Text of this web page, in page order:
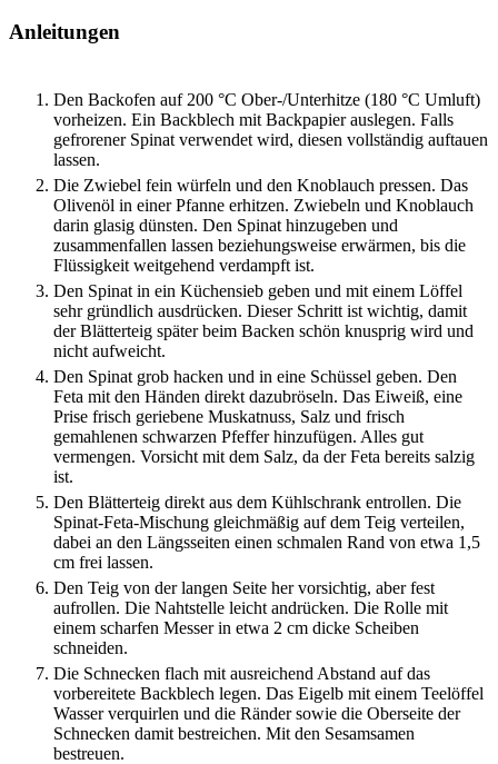
Anleitungen
Den Backofen auf 200 °C Ober-/Unterhitze (180 °C Umluft)
vorheizen. Ein Backblech mit Backpapier auslegen. Falls
gefrorener Spinat verwendet wird, diesen vollständig auftauen
lassen.
Die Zwiebel fein würfeln und den Knoblauch pressen. Das
Olivenöl in einer Pfanne erhitzen. Zwiebeln und Knoblauch
darin glasig dünsten. Den Spinat hinzugeben und
zusammenfallen lassen beziehungsweise erwärmen, bis die
Flüssigkeit weitgehend verdampft ist.
Den Spinat in ein Küchensieb geben und mit einem Löffel
sehr gründlich ausdrücken. Dieser Schritt ist wichtig, damit
der Blätterteig später beim Backen schön knusprig wird und
nicht aufweicht.
Den Spinat grob hacken und in eine Schüssel geben. Den
Feta mit den Händen direkt dazubröseln. Das Eiweiß, eine
Prise frisch geriebene Muskatnuss, Salz und frisch
gemahlenen schwarzen Pfeffer hinzufügen. Alles gut
vermengen. Vorsicht mit dem Salz, da der Feta bereits salzig
ist.
Den Blätterteig direkt aus dem Kühlschrank entrollen. Die
Spinat-Feta-Mischung gleichmäßig auf dem Teig verteilen,
dabei an den Längsseiten einen schmalen Rand von etwa 1,5
cm frei lassen.
Den Teig von der langen Seite her vorsichtig, aber fest
aufrollen. Die Nahtstelle leicht andrücken. Die Rolle mit
einem scharfen Messer in etwa 2 cm dicke Scheiben
schneiden.
Die Schnecken flach mit ausreichend Abstand auf das
vorbereitete Backblech legen. Das Eigelb mit einem Teelöffel
Wasser verquirlen und die Ränder sowie die Oberseite der
Schnecken damit bestreichen. Mit den Sesamsamen
bestreuen.